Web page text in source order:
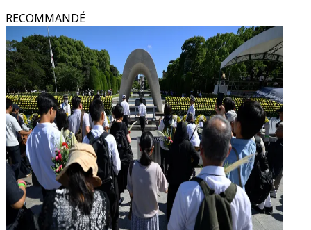
RECOMMANDÉ